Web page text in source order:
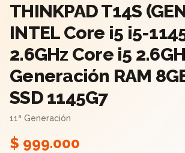
THINKPAD T14S
INTEL Core i5 i5-
2.6GHz Core i5
Generación RAM
SSD 1145G7
11ª Generación
$ 999.000